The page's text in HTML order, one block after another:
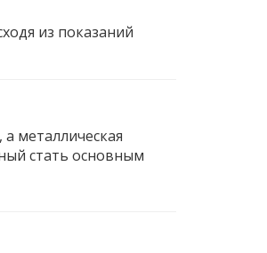
из показаний
металлическая
стать основным